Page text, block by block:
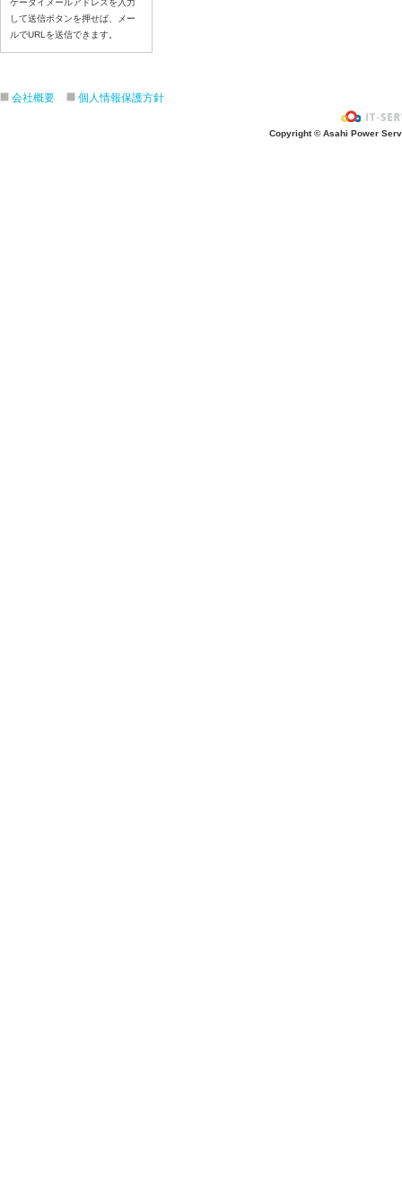
ケータイメールアドレスを入力
して送信ボタンを押せば、メー
ルでURLを送信できます。
会社概要 個人情報保護方針
Copyright © Asahi Power